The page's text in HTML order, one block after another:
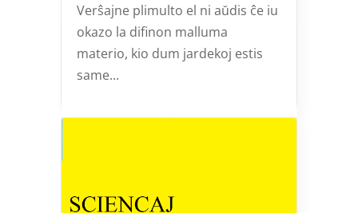
Verŝajne plimulto el ni aŭdis ĉe iu
okazo la difinon malluma
materio, kio dum jardekoj estis
same...